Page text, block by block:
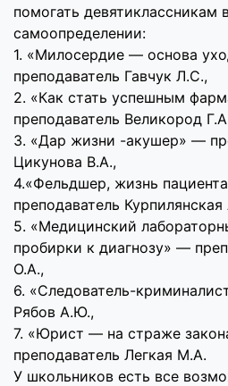
помогать девятиклассникам
самоопределении:
1. «Милосердие — основа
преподаватель Гавчук Л.С.,
2. «Как стать успешным
преподаватель Великород
3. «Дар жизни -акушер» —
Цикунова В.А.,
4.«Фельдшер, жизнь
преподаватель Курпилянская
5. «Медицинский
пробирки к диагнозу» —
О.А.,
6. «Следователь-
Рябов А.Ю.,
7. «Юрист — на страже
преподаватель Легкая М.А.
У школьников есть все